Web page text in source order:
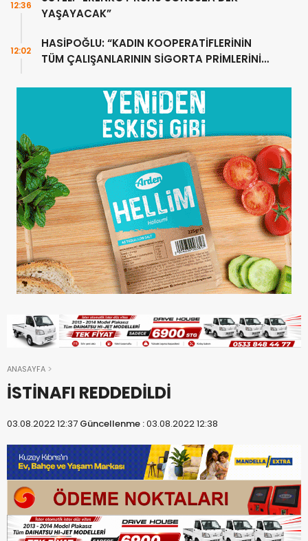
YAŞAYACAK”
12:36
HASİPOĞLU: “KADIN KOOPERATİFLERİNİN
TÜM ÇALIŞANLARININ SİGORTA PRİMLERİNİ
12:02
ANASAYFA
İSTİNAFI REDDEDİLDİ
03.08.2022 12:37 Güncellenme :03.08.2022 12:38